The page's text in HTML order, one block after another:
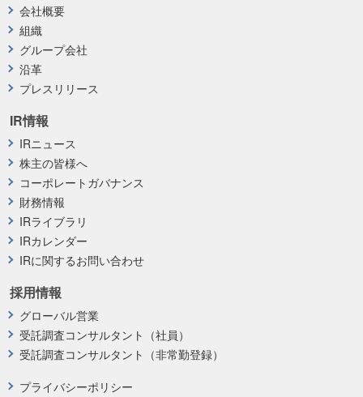
プライバシーポリシー
採用情報
グローバル営業
受託調査コンサルタント（社員）
受託調査コンサルタント（非常勤登録）
会社概要
組織
グループ会社
沿革
プレスリリース
IR情報
IRニュース
株主の皆様へ
コーポレートガバナンス
財務情報
IRライブラリ
IRカレンダー
IRに関するお問い合わせ